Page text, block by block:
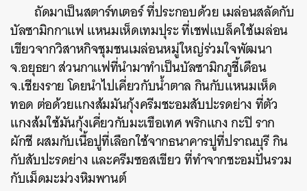
ถัดมาเป็นสตาร์ทเตอร์ ที่ประกอบด้วย เมล่อนสลัดกับ
บัลซามิกกาแฟ แหนมเห็ดเทมปุระ ที่เชฟแบล็คใช้เมล่อน
เขียวจากวิสาหกิจชุมชนเมล่อนหมู่ใหญ่ร่วมใจพัฒนา
จ.อยุธยา ส่วนกาแฟที่นำมาทำเป็นบัลซามิกภูชี้เดือน
จ.เชียงราย โดยนำไปเคี่ยวกับน้ำตาล กินกับแหนมเห็ด
ทอด ต่อด้วยแกงส้มมันกุ้งครีมชะอมสับปะรดย่าง ที่ตัว
แกงส้มใช้มันกุ้งเคี่ยวกับมะเขือเทศ พริกแกง กะปิ ราก
ผักชี ผสมกับเนื้อปูที่เลือกใช้จากธนาคารปูที่ปราณบุรี กิน
กับสับปะรดย่าง และครีมซอสเขียว ที่ทำจากชะอมปั่นรวม
กับเม็ดมะม่วงหิมพานต์